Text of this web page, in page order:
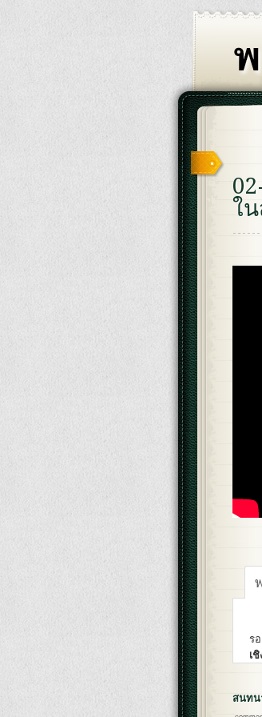
ใ
ร
เ
สนทน